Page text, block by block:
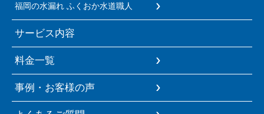
福岡の水漏れ ふくおか水道職人
サービス内容
料金一覧
事例・お客様の声